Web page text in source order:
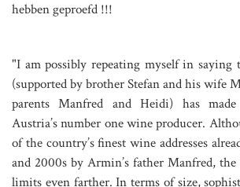
hebben geproefd !!!
"I am possibly repeating myself in
(supported by brother Stefan and his wife
parents Manfred and Heidi) has
Austria’s number one wine producer.
of the country’s finest wine addresses
and 2000s by Armin’s father Manfred, the
limits even farther. In terms of size,